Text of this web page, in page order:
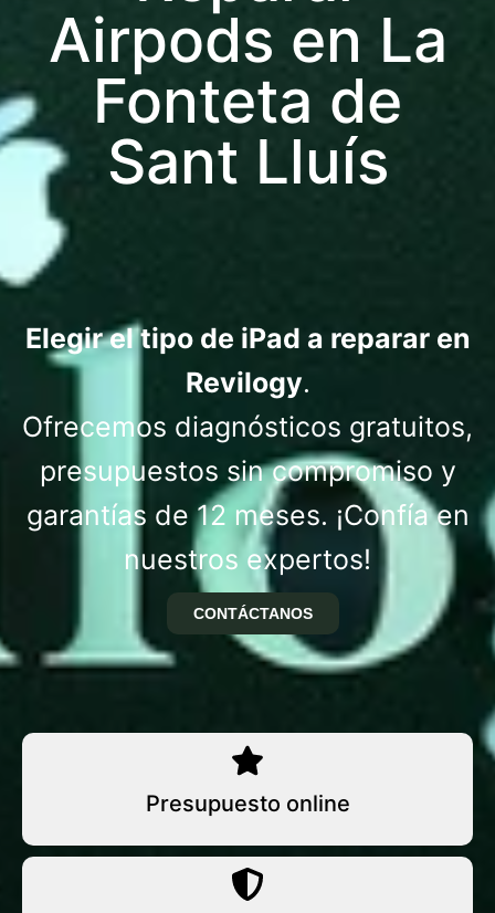
Airpods en La
Fonteta de
Sant Lluís
Elegir el tipo de iPad a reparar en
Revilogy.
Ofrecemos diagnósticos gratuitos,
presupuestos sin compromiso y
garantías de 12 meses. ¡Confía en
nuestros expertos!
CONTÁCTANOS
Presupuesto online